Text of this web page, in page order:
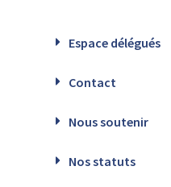
Espace délégués
Contact
Nous soutenir
Nos statuts